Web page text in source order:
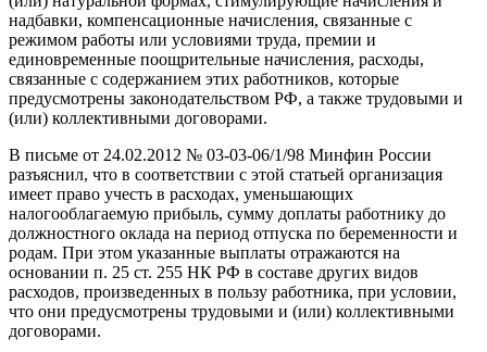
надбавки, компенсационные начисления, связанные с
режимом работы или условиями труда, премии и
единовременные поощрительные начисления, расходы,
связанные с содержанием этих работников, которые
предусмотрены законодательством РФ, а также трудовыми и
(или) коллективными договорами.
В письме от 24.02.2012 № 03-03-06/1/98 Минфин России
разъяснил, что в соответствии с этой статьей организация
имеет право учесть в расходах, уменьшающих
налогооблагаемую прибыль, сумму доплаты работнику до
должностного оклада на период отпуска по беременности и
родам. При этом указанные выплаты отражаются на
основании п. 25 ст. 255 НК РФ в составе других видов
расходов, произведенных в пользу работника, при условии,
что они предусмотрены трудовыми и (или) коллективными
договорами.